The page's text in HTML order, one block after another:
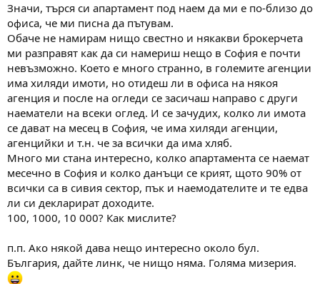
Значи, търся си апартамент под наем да ми е по-близо до
офиса, че ми писна да пътувам.
Обаче не намирам нищо свестно и някакви брокерчета
ми разправят как да си намериш нещо в София е почти
невъзможно. Което е много странно, в големите агенции
има хиляди имоти, но отидеш ли в офиса на някоя
агенция и после на огледи се засичаш направо с други
наематели на всеки оглед. И се зачудих, колко ли имота
се дават на месец в София, че има хиляди агенции,
агенцийки и т.н. че за всички да има хляб.
Много ми стана интересно, колко апартамента се наемат
месечно в София и колко данъци се крият, щото 90% от
всички са в сивия сектор, пък и наемодателите и те едва
ли си декларират доходите.
100, 1000, 10 000? Как мислите?
п.п. Ако някой дава нещо интересно около бул.
България, дайте линк, че нищо няма. Голяма мизерия.